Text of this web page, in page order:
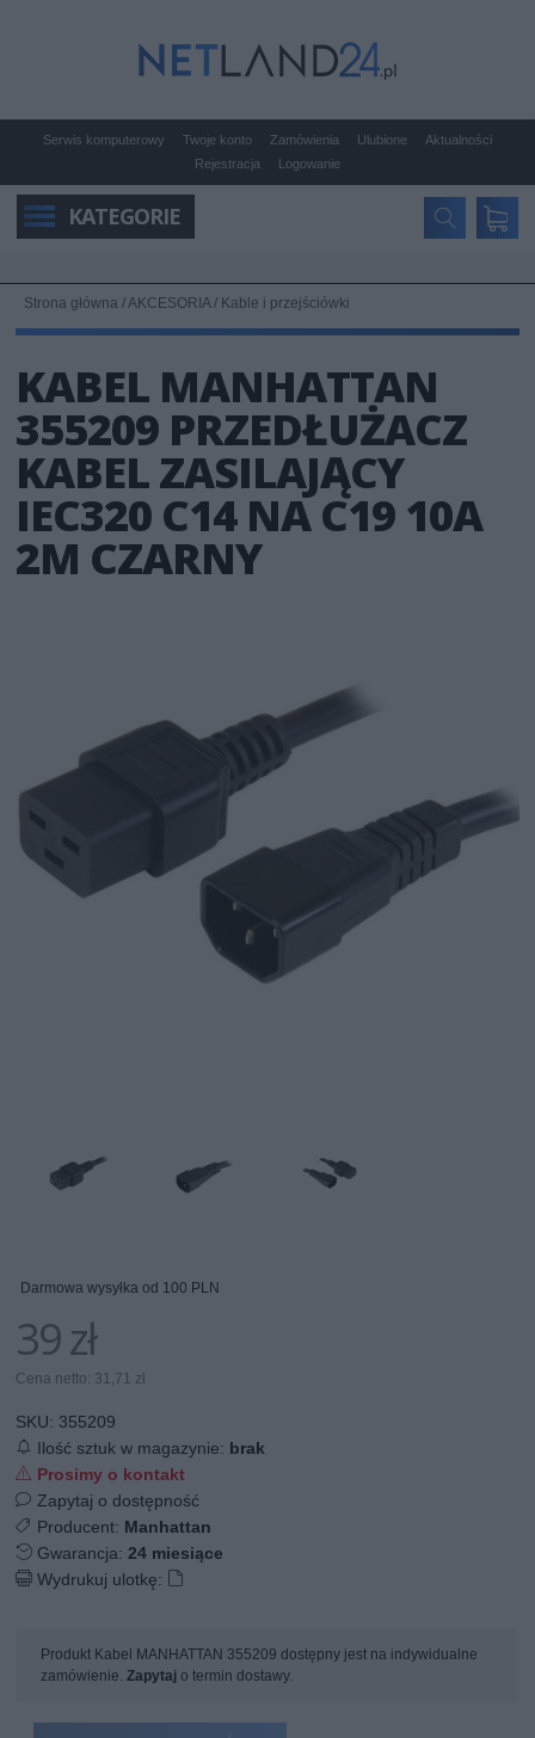
Serwis komputerowy Twoje konto Zamówienia Ulubione
Aktualności
Rejestracja
Logowanie
KATEGORIE
Strona główna /AKCESORIA/ Kable i przejściówki
KABEL MANHATTAN
355209 PRZEDŁUŻACZ
KABEL ZASILAJĄCY
IEC320 C14 NA C19 10A
2M CZARNY
Darmowa wysyłka od 100 PLN
39 zł
Cena netto: 31,71 zł
SKU: 355209
Ilość sztuk w magazynie: brak
Prosimy o kontakt
Zapytaj o dostępność
Producent: Manhattan
Gwarancja:24 miesiące
Wydrukuj ulotkę:
Produkt Kabel MANHATTAN 355209 dostępny jest na indywidualne
zamówienie.Zapytaj o termin dostawy.